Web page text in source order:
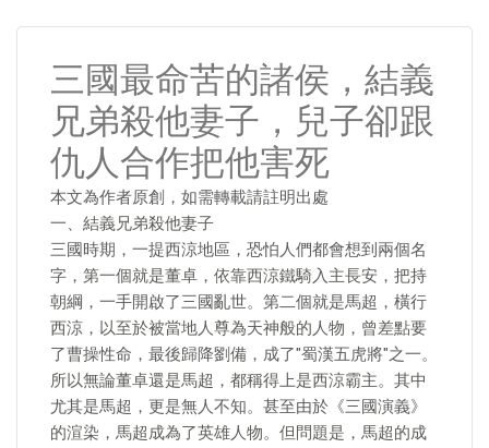
三國最命苦的諸侯，結義
兄弟殺他妻子，兒子卻跟
仇人合作把他害死
本文為作者原創，如需轉載請註明出處
一、結義兄弟殺他妻子
三國時期，一提西涼地區，恐怕人們都會想到兩個名
字，第一個就是董卓，依靠西涼鐵騎入主長安，把持
朝綱，一手開啟了三國亂世。第二個就是馬超，橫行
西涼，以至於被當地人尊為天神般的人物，曾差點要
了曹操性命，最後歸降劉備，成了"蜀漢五虎將"之一。
所以無論董卓還是馬超，都稱得上是西涼霸主。其中
尤其是馬超，更是無人不知。甚至由於《三國演義》
的渲染，馬超成為了英雄人物。但問題是，馬超的成